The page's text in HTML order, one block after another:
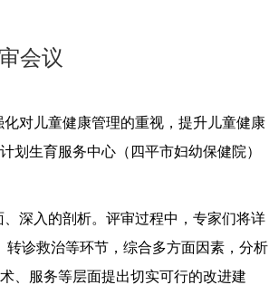
会议
对儿童健康管理的重视，提升儿童健康
划生育服务中心（四平市妇幼保健院）
深入的剖析。评审过程中，专家们将详
诊救治等环节，综合多方面因素，分析
、服务等层面提出切实可行的改进建